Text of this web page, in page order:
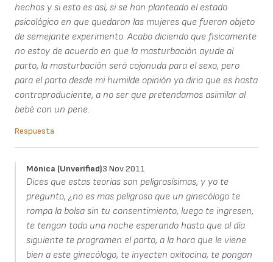
hechos y si esto es así, si se han planteado el estado
psicológico en que quedaron las mujeres que fueron objeto
de semejante experimento. Acabo diciendo que fisicamente
no estoy de acuerdo en que la masturbación ayude al
parto, la masturbación será cojonuda para el sexo, pero
para el parto desde mi humilde opinión yo diria que es hasta
contraproduciente, a no ser que pretendamos asimilar al
bebé con un pene.
Respuesta
Mónica (unverified)3 Nov 2011
Dices que estas teorías son peligrosísimas, y yo te
pregunto, ¿no es mas peligroso que un ginecólogo te
rompa la bolsa sin tu consentimiento, luego te ingresen,
te tengan toda una noche esperando hasta que al día
siguiente te programen el parto, a la hora que le viene
bien a este ginecólogo, te inyecten oxitocina, te pongan